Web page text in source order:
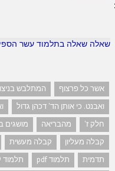
שאלה שאלה בתלמוד עשר
אשר כל פרצוף המתלבש
ואבנט. כי אותן הד' דכהן גדול
חלק ז'
מהבריאה
קבלה מעליון
קבלה מעשית
תדמית
תלמוד pdf
תלמוד